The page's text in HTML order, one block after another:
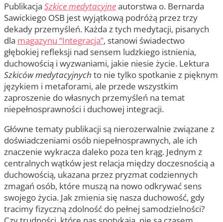
Publikacja Szkice medytacyjneautorstwa o. Bernarda
Sawickiego OSB jest wyjątkową podróżą przez trzy
dekady przemyśleń. Każda z tych medytacji, pisanych
dla magazynu “Integracja”, stanowi świadectwo
głębokiej refleksji nad sensem ludzkiego istnienia,
duchowością i wyzwaniami, jakie niesie życie. Lektura
Szkiców medytacyjnych to nie tylko spotkanie z pięknym
językiem i metaforami, ale przede wszystkim
zaproszenie do własnych przemyśleń na temat
niepełnosprawności i duchowej integracji.
Główne tematy publikacji są nierozerwalnie związane z
doświadczeniami osób niepełnosprawnych, ale ich
znaczenie wykracza daleko poza ten krąg. Jednym z
centralnych wątków jest relacja między doczesnością a
duchowością, ukazana przez pryzmat codziennych
zmagań osób, które muszą na nowo odkrywać sens
swojego życia. Jak zmienia się nasza duchowość, gdy
tracimy fizyczną zdolność do pełnej samodzielności?